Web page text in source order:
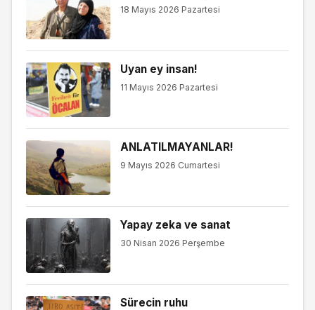
18 Mayıs 2026 Pazartesi
Uyan ey insan!
11 Mayıs 2026 Pazartesi
ANLATILMAYANLAR!
9 Mayıs 2026 Cumartesi
Yapay zeka ve sanat
30 Nisan 2026 Perşembe
Sürecin ruhu